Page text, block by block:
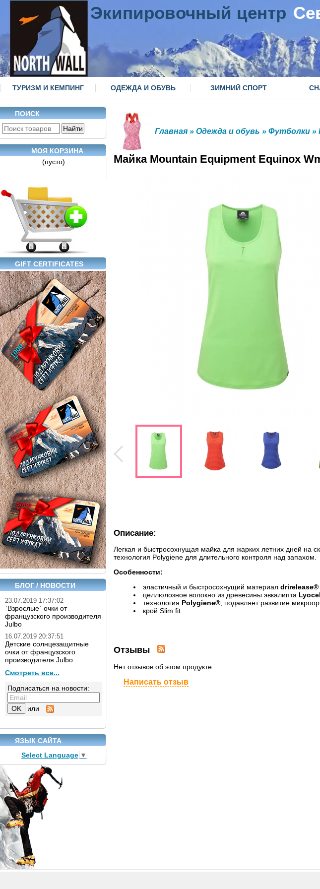
Экипировочный центр
ТУРИЗМ И КЕМПИНГ ОДЕЖДА И ОБУВЬ ЗИМНИЙ СПОРТ
ПОИСК
МОЯ КОРЗИНА
(пусто)
GIFT CERTIFICATES
БЛОГ / НОВОСТИ
23.07.2019 17:37:02
`Взрослые` очки от
французского производителя
Julbo
16.07.2019 20:37:51
Детские солнцезащитные
очки от французского
производителя Julbo
Смотреть все...
Подписаться на новости:
или
ЯЗЫК САЙТА
Select Language ▼
Главная » Одежда и обувь » Футболки »
Майка Mountain Equipment Equinox
Описание:
Легкая и быстросохнущая майка для жарких летних дней на
технология Polygiene для длительного контроля над запахом.
Особенности:
эластичный и быстросохнущий материал
целлюлозное волокно из древесины эвкалипта
технология Polygiene® , подавляет развитие
крой Slim fit
Отзывы
Нет отзывов об этом продукте
Написать отзыв